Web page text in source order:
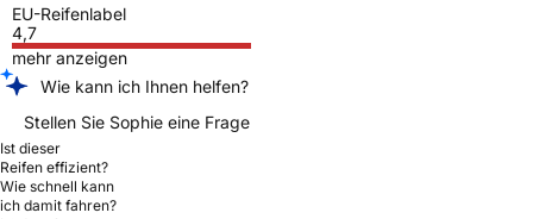
EU-Reifenlabel
4,7
mehr anzeigen
Wie kann ich Ihnen helfen?
Stellen Sie Sophie eine Frage
Ist dieser
Reifen effizient?
Wie schnell kann
ich damit fahren?